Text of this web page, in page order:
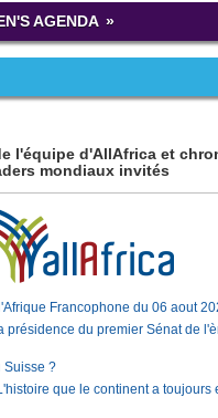
AGENDA
l'équipe d'AllAfrica et
mondiaux invités
Francophone du 06 aout
présidence du premier Sénat de
Suisse ?
que le continent a toujours